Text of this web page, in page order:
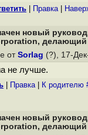
Правка|
новый
делающий
от Sorlag (?), 17-
не лучше.
Правка| К родителю
новый
делающий